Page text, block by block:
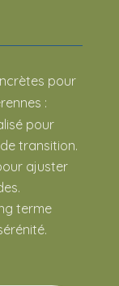
pour
:
pour
transition.
ajuster
terme